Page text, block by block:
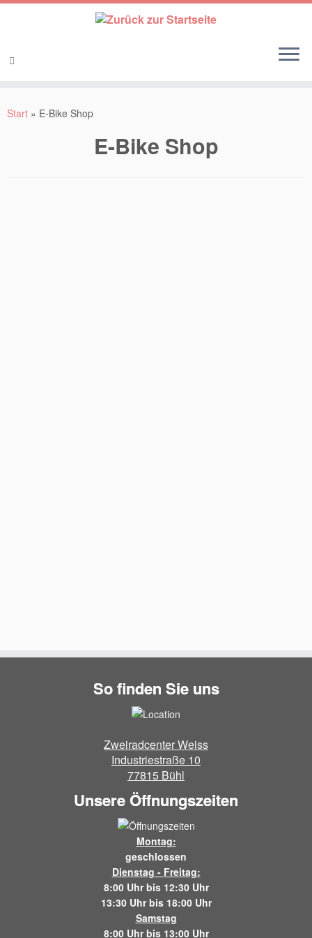
Start » E-Bike Shop
E-Bike Shop
So finden Sie uns
Zweiradcenter Weiss
Industriestraße 10
77815 Bühl
Unsere Öffnungszeiten
Montag:
geschlossen
Dienstag - Freitag:
8:00 Uhr bis 12:30 Uhr
13:30 Uhr bis 18:00 Uhr
Samstag
8:00 Uhr bis 13:00 Uhr